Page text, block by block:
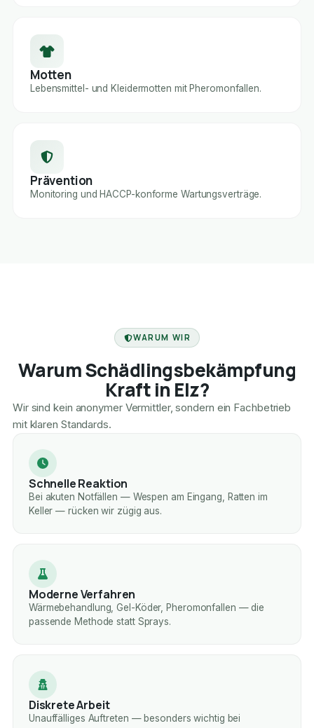
Motten
Lebensmittel- und Kleidermotten mit Pheromonfallen.
Prävention
Monitoring und HACCP-konforme Wartungsverträge.
WARUM WIR
Warum Schädlingsbekämpfung
Kraft in Elz?
Wir sind kein anonymer Vermittler, sondern ein Fachbetrieb
mit klaren Standards.
Schnelle Reaktion
Bei akuten Notfällen — Wespen am Eingang, Ratten im
Keller — rücken wir zügig aus.
Moderne Verfahren
Wärmebehandlung, Gel-Köder, Pheromonfallen — die
passende Methode statt Sprays.
Diskrete Arbeit
Unauffälliges Auftreten — besonders wichtig bei